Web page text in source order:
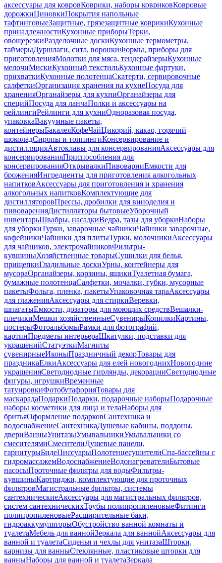
аксессуары для ковровКоврики, наборы ковриковКовровые
дорожкиЦиновкиПокрытия напольные
тафтинговыеЗащитные, грязезащитные коврикиКухонные
принадлежностиКухонные приборыТерки,
овощерезкиРазделочные доскиКухонные термометры,
таймерыДуршлаги, сита, воронкиФормы, приборы для
приготовленияМолотки для мяса, тендерайзерыКухонные
мелочиМискиКухонный текстильКухонные фартуки,
прихваткиКухонные полотенцаСкатерти, сервировочные
салфеткиОрганизация хранения на кухнеПосуда для
храненияОрганайзеры для кухниОрганайзеры для
специйПосуда для ланчаПолки и аксессуары на
рейлингиРейлинги для кухниОдноразовая посуда,
упаковкаВакуумные пакеты,
контейнерыБакалеяКофеЧайЦикорий, какао, горячий
шоколадСиропы и топпингиКонсервирование и
дистилляцияАвтоклавы для консервированияАксессуары для
консервированияПриспособления для
консервированияОткрывалкиПивоварниЕмкости для
броженияИнгредиенты для приготовления алкогольных
напитковАксессуары для приготовления и хранения
алкогольных напитковКомплектующие для
дистилляторовПрессы, дробилки для виноделия и
пивоваренияДистилляторы бытовыеУборочный
инвентарьШвабры, насадкиВедра, тазы для уборкиНаборы
для уборкиТурки, заварочные чайникиЧайники заварочные,
кофейникиЧайники для плитыТурки, молочникиАксессуары
для чайников, электрочайниковФильтры-
кувшиныХозяйственные товарыСушилки для белья,
прищепкиГладильные доскиУрны, контейнеры для
мусораОрганайзеры, корзины, ящикиТуалетная бумага,
бумажные полотенцаСалфетки, мочалки, губки, мусорные
пакетыФольга, пленка, пакетыУпаковочная тараАксессуары
для глаженияАксессуары для стиркиВеревки,
шпагатыЕмкости, дозаторы для моющих средствВешалки-
плечикиМешки хозяйственныеСувенирыКопилкиКартины,
постерыФотоальбомыРамки для фотографий,
картинПредметы интерьераШкатулки, подставки для
украшенийСтатуэткиМагниты
сувенирныеИконыПраздничный декорТовары для
праздникаЕлкиАксессуары для елей новогоднихНовогодние
украшенияСветодиодные гирлянды, декорацииСветодиодные
фигуры, игрушкиВременные
татуировкиФотобутафорияТовары для
маскарадаПодаркиПодарки, подарочные наборыПодарочные
наборы косметики для лица и телаНаборы для
бритьяОформление подарковСантехника и
водоснабжениеСантехникаДушевые кабины, поддоны,
двериВанныУнитазыУмывальникиУмывальники со
смесителямиСмесителиДушевые панели,
гарнитурыБидеПиссуарыПолотенцесушителиСпа-бассейны с
гидромассажемВодоснабжениеВодонагревателиБытовые
насосыПроточные фильтры для водыФильтры-
кувшиныКартриджи, комплектующие для проточных
фильтровМагистральные фильтры, системы
сантехническиеАксессуары для магистральных фильтров,
систем сантехническихТрубы полипропиленовыеФитинги
полипропиленовыеРасширительные баки,
гидроаккумуляторыОбустройство ванной комнаты и
туалетаМебель для ваннойЗеркала для ваннойАксессуары для
ванной и туалетаСиденья и чехлы для унитазаШторки,
карнизы для ванныСтеклянные, пластиковые шторки для
ванныНаборы для ванной и туалетаЗеркала